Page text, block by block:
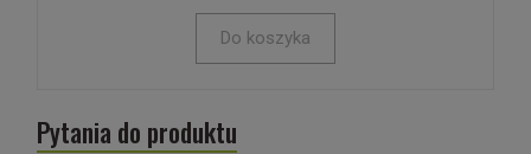
Do koszyka
Pytania do produktu